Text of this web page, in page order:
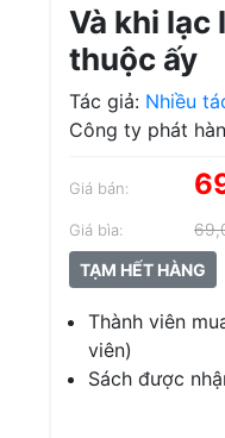
Và khi
thuộc ấy
Tác giả: Nhiều
Công ty phát
Giá bán:
Giá bìa:
TẠM HẾT HÀNG
Thành viên
viên)
Sách được